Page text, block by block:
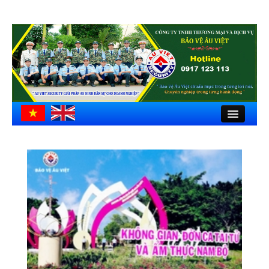
Trang chủ
Giới thiệu
Hồ sơ công ty